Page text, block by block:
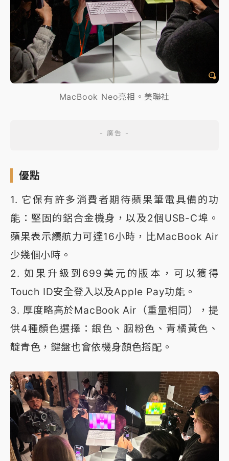
MacBook Neo亮相。美聯社
優點
1. 它保有許多消費者期待蘋果筆電具備的功
能：堅固的鋁合金機身，以及2個USB-C埠。
蘋果表示續航力可達16小時，比MacBook Air
少幾個小時。
2. 如果升級到699美元的版本，可以獲得
Touch ID安全登入以及Apple Pay功能。
3. 厚度略高於MacBook Air（重量相同），提
供4種顏色選擇：銀色、胭粉色、青橘黃色、
靛青色，鍵盤也會依機身顏色搭配。